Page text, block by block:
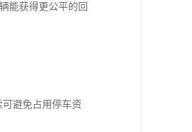
能获得更公平的回
避免占用停车资